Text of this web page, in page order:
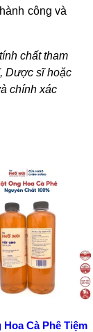
công và
chất tham
Dược sĩ hoặc
chính xác
Hoa Cà Phê Tiệm